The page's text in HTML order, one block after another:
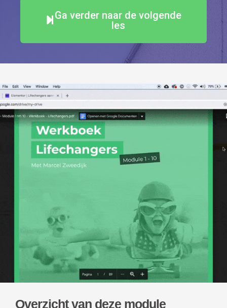
Ga verder naar de volgende
les
Overzicht van deze module